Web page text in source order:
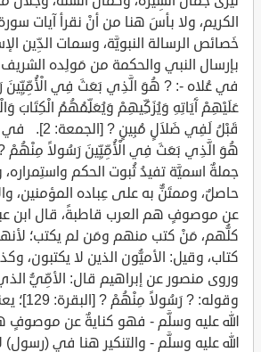
الكريم، ولا بأسَ هنا من أنْ نقرأ آيات
خَصائص الرسالة النبويَّة، وسمات الدِّين
بإرسال النبي والحكمة من مَولِده
في عُلاه -: ? هُوَ الَّذِي بَعَثَ فِي الْأُمِّيِّينَ
عَلَيْهِمْ آَيَاتِهِ وَيُزَكِّيهِمْ وَيُعَلِّمُهُمُ الْكِتَابَ
قَبْلُ لَفِي ضَلاَلٍ
جملةٌ اسميَّة تفيدُ ثُبوت الحكم
حاصلٌ، وممتَنٌّ به على عِباده المؤمنين،
عن موصوفٍ هم العرب قاطبةً، قال ابن
كلُّهم، مَنْ كتب منهم ومَن لم يكتب؛
كتاب، وقيل: الأميُّون الذين لا يكتبون،
وروى منصور عن إبراهيم قال: الأمِّيُّ
وقوله: ?
الله عليه وسلَّم - فهو كنايةٌ عن موصوفٍ
الله عليه وسلَّم - والتنكير هنا في (رسول)